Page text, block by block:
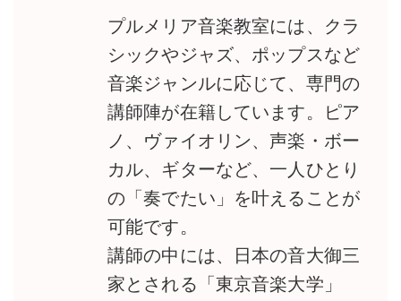
プルメリア音楽教室には、クラ
シックやジャズ、ポップスなど
音楽ジャンルに応じて、専門の
講師陣が在籍しています。ピア
ノ、ヴァイオリン、声楽・ボー
カル、ギターなど、一人ひとり
の「奏でたい」を叶えることが
可能です。
講師の中には、日本の音大御三
家とされる「東京音楽大学」